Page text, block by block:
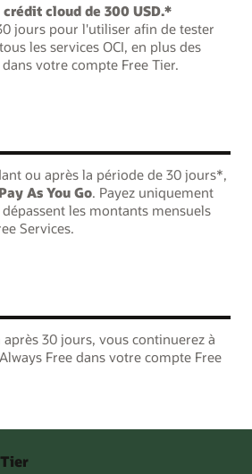
crédit cloud de 300 USD.*
jours pour l'utiliser afin de tester
les services OCI, en plus des
votre compte Free Tier.
ou après la période de 30 jours*,
Pay As You Go. Payez uniquement
les montants mensuels
Services.
30 jours, vous continuerez à
Free dans votre compte Free